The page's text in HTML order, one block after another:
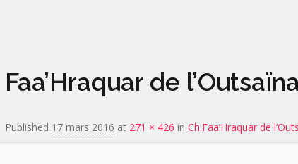
Faa’Hraquar de
Published 17 mars 2016 at 271 × 426 in Ch.Faa’Hraquar de